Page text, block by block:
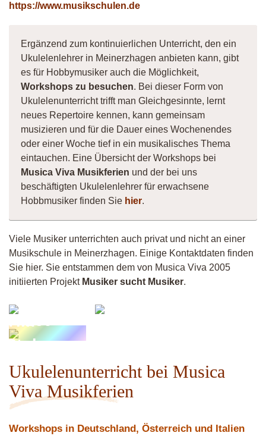
https://www.musikschulen.de
Ergänzend zum kontinuierlichen Unterricht, den ein
Ukulelenlehrer in Meinerzhagen anbieten kann, gibt
es für Hobbymusiker auch die Möglichkeit,
Workshops zu besuchen. Bei dieser Form von
Ukulelenunterricht trifft man Gleichgesinnte, lernt
neues Repertoire kennen, kann gemeinsam
musizieren und für die Dauer eines Wochenendes
oder einer Woche tief in ein musikalisches Thema
eintauchen. Eine Übersicht der Workshops bei
Musica Viva Musikferien und der bei uns
beschäftigten Ukulelenlehrer für erwachsene
Hobbmusiker finden Sie hier.
Viele Musiker unterrichten auch privat und nicht an einer
Musikschule in Meinerzhagen. Einige Kontaktdaten finden
Sie hier. Sie entstammen dem von Musica Viva 2005
initiierten Projekt Musiker sucht Musiker.
4260
Tim
Stolzmann
Ukulelenunterricht bei Musica
Viva Musikferien
Workshops in Deutschland, Österreich und Italien